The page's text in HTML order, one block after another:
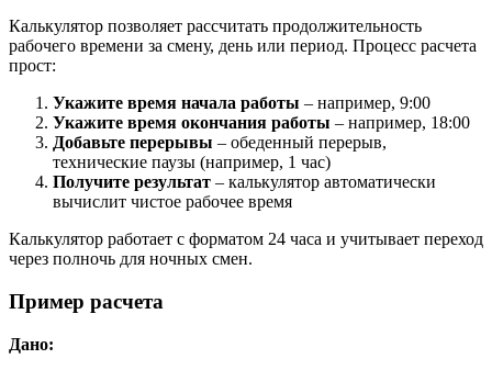
Калькулятор позволяет рассчитать продолжительность
рабочего времени за смену, день или период. Процесс расчета
прост:
Укажите время начала работы – например, 9:00
Укажите время окончания работы – например, 18:00
Добавьте перерывы – обеденный перерыв,
технические паузы (например, 1 час)
Получите результат – калькулятор автоматически
вычислит чистое рабочее время
Калькулятор работает с форматом 24 часа и учитывает переход
через полночь для ночных смен.
Пример расчета
Дано: